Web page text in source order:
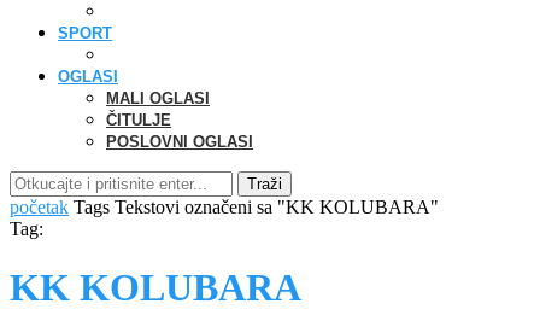
SPORT
OGLASI
MALI OGLASI
ČITULJE
POSLOVNI OGLASI
Traži
početak Tags Tekstovi označeni sa "KK KOLUBARA"
Tag:
KK KOLUBARA